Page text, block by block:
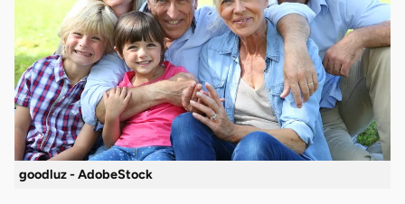
goodluz - AdobeStock